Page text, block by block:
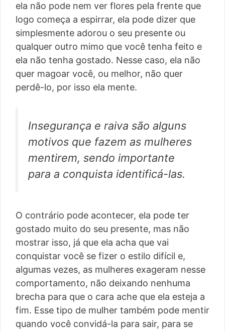
ela não pode nem ver flores pela frente que
logo começa a espirrar, ela pode dizer que
simplesmente adorou o seu presente ou
qualquer outro mimo que você tenha feito e
ela não tenha gostado. Nesse caso, ela não
quer magoar você, ou melhor, não quer
perdê-lo, por isso ela mente.
Insegurança e raiva são alguns
motivos que fazem as mulheres
mentirem, sendo importante
para a conquista identificá-las.
O contrário pode acontecer, ela pode ter
gostado muito do seu presente, mas não
mostrar isso, já que ela acha que vai
conquistar você se fizer o estilo difícil e,
algumas vezes, as mulheres exageram nesse
comportamento, não deixando nenhuma
brecha para que o cara ache que ela esteja a
fim. Esse tipo de mulher também pode mentir
quando você convidá-la para sair, para se